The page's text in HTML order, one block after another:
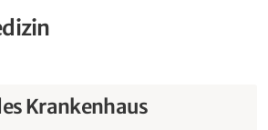
Krankenhaus